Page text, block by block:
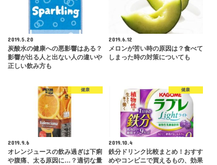
2019.5.20
炭酸水の健康への悪影響はある？
影響が出る人と出ない人の違いや
正しい飲み方も
2019.6.12
メロンが苦い時の原因は？食べて
しまった時の対策についても
健康
2019.9.6
オレンジュースの飲み過ぎは下痢
や腹痛、太る原因に…？適切な量
健康
2019.10.4
鉄分ドリンク比較まとめ！おすす
めやコンビニで買えるもの、効果